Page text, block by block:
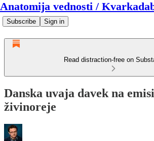
Anatomija vednosti /
Subscribe Sign in
Read distraction-free on
Danska uvaja davek na
živinoreje